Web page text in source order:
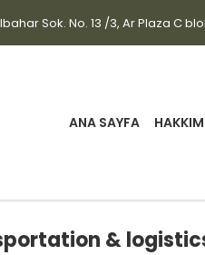
Sok. No. 13 /3, Ar Plaza C
ANA SAYFA
&